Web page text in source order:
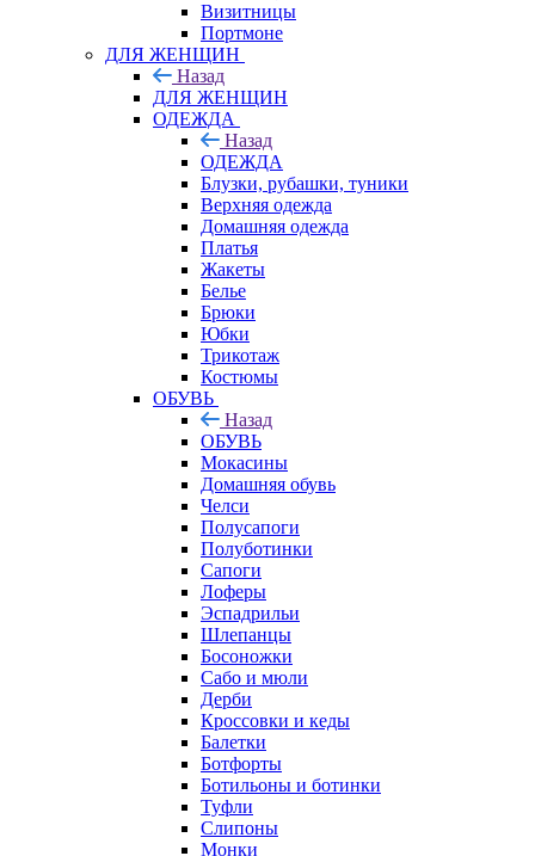
Визитницы
Портмоне
ДЛЯ ЖЕНЩИН
Назад
ДЛЯ ЖЕНЩИН
ОДЕЖДА
Назад
ОДЕЖДА
Блузки, рубашки, туники
Верхняя одежда
Домашняя одежда
Платья
Жакеты
Белье
Брюки
Юбки
Трикотаж
Костюмы
ОБУВЬ
Назад
ОБУВЬ
Мокасины
Домашняя обувь
Челси
Полусапоги
Полуботинки
Сапоги
Лоферы
Эспадрильи
Шлепанцы
Босоножки
Сабо и мюли
Дерби
Кроссовки и кеды
Балетки
Ботфорты
Ботильоны и ботинки
Туфли
Слипоны
Монки